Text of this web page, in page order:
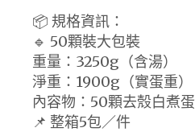
📦 規格資訊：
🔹 50顆裝大包裝
重量：3250g（含湯）
淨重：1900g（實蛋重）
內容物：50顆去殼白煮蛋
📌 整箱5包／件